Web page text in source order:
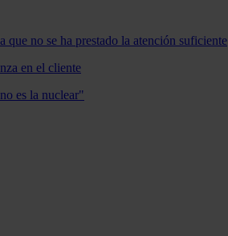
no se ha prestado la atención suficiente
en el cliente
es la nuclear"